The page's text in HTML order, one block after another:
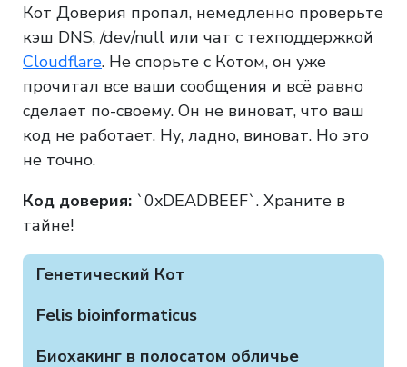
Кот Доверия пропал, немедленно проверьте
кэш DNS, /dev/null или чат с техподдержкой
Cloudflare. Не спорьте с Котом, он уже
прочитал все ваши сообщения и всё равно
сделает по-своему. Он не виноват, что ваш
код не работает. Ну, ладно, виноват. Но это
не точно.
Код доверия: `0xDEADBEEF`. Храните в
тайне!
Генетический Кот
Felis bioinformaticus
Биохакинг в полосатом обличье